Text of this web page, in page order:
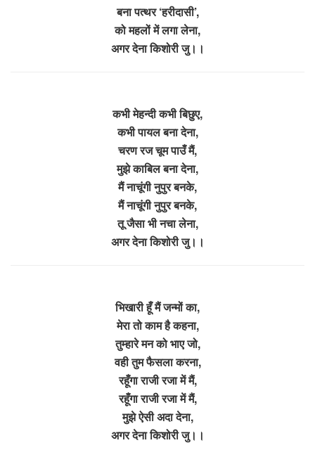
बना पत्थर ‘हरीदासी’,
को महलों में लगा लेना,
अगर देना किशोरी जु।।
कभी मेहन्दी कभी बिछुए,
कभी पायल बना देना,
चरण रज चूम पाउँ मैं,
मुझे काबिल बना देना,
मैं नाचूंगी नुपुर बनके,
मैं नाचूंगी नुपुर बनके,
तू जैसा भी नचा लेना,
अगर देना किशोरी जु।।
भिखारी हूँ मैं जन्मों का,
मेरा तो काम है कहना,
तुम्हारे मन को भाए जो,
वही तुम फैसला करना,
रहूँगा राजी रजा में मैं,
रहूँगा राजी रजा में मैं,
मुझे ऐसी अदा देना,
अगर देना किशोरी जु।।